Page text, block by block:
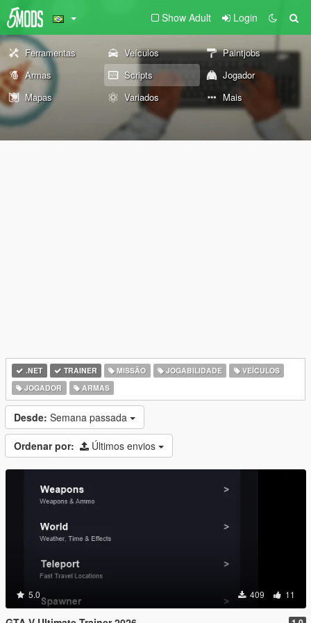
Show Adult Login
Ferramentas Veículos
Paintjobs
Armas
Scripts
Jogador
Mapas
Variados Mais
.NET TRAINER MISSÃO JOGABILIDADE
VEÍCULOS
JOGADOR
ARMAS
Desde: Semana passada
Ordenar por: Últimos envios
5.0 409 11